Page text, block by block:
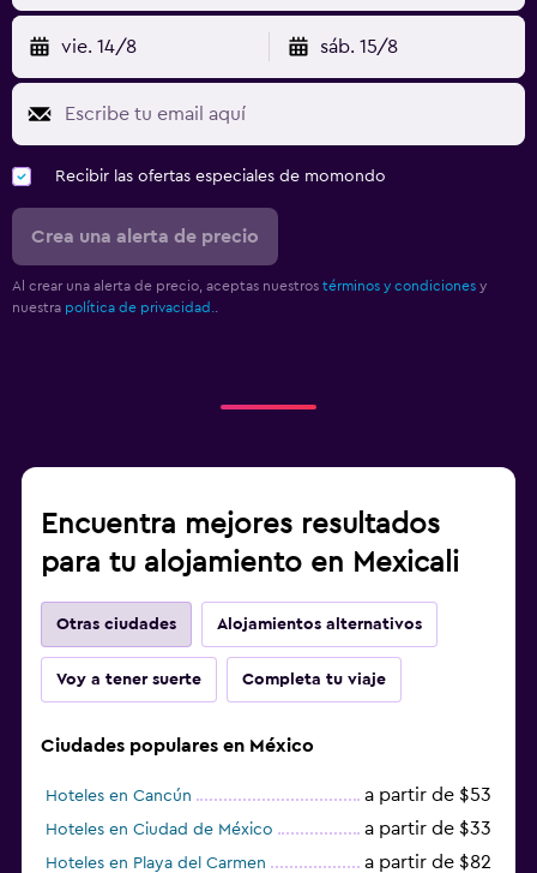
vie. 14/8 sáb. 15/8
Recibir las ofertas especiales de momondo
Crea una alerta de precio
Al crear una alerta de precio, aceptas nuestros términos y condiciones y
nuestra política de privacidad.
Encuentra mejores resultados
para tu alojamiento en Mexicali
Otras ciudades Alojamientos alternativos
Voy a tener suerte Completa tu viaje
Ciudades populares en México
Hoteles en Cancún a partir de $53
Hoteles en Ciudad de México a partir de $33
Hoteles en Playa del Carmen a partir de $82